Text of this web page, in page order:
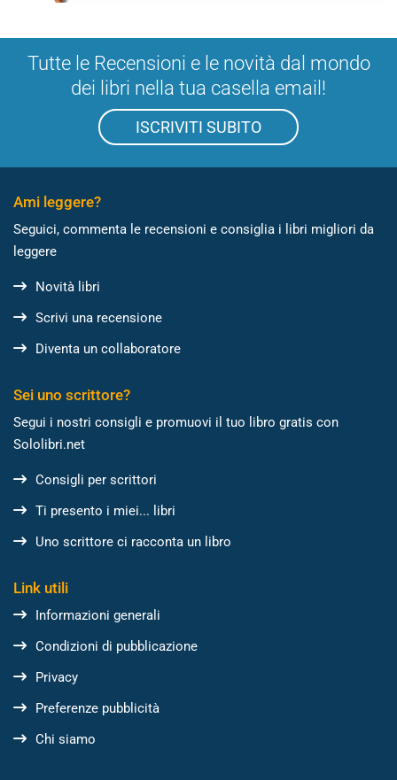
Tutte le Recensioni e le novità dal mondo
dei libri nella tua casella email!
ISCRIVITI SUBITO
Ami leggere?
Seguici, commenta le recensioni e consiglia i libri migliori da
leggere
Novità libri
Scrivi una recensione
Diventa un collaboratore
Sei uno scrittore?
Segui i nostri consigli e promuovi il tuo libro gratis con
Sololibri.net
Consigli per scrittori
Ti presento i miei... libri
Uno scrittore ci racconta un libro
Link utili
Informazioni generali
Condizioni di pubblicazione
Privacy
Preferenze pubblicità
Chi siamo